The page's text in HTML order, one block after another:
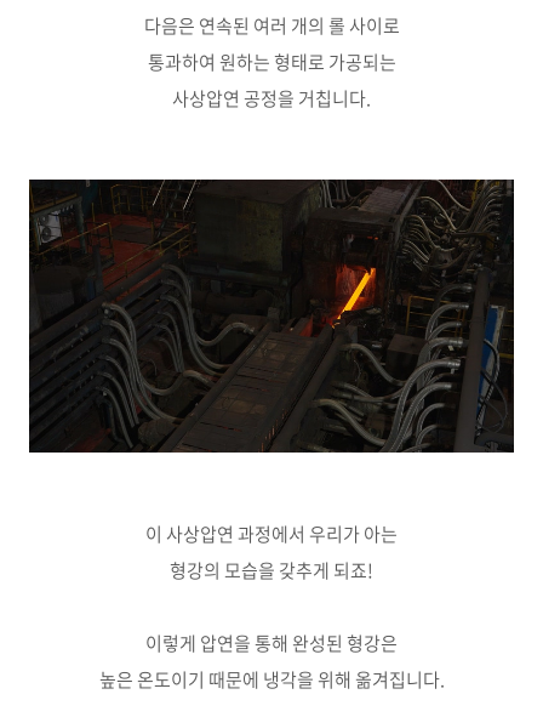
다음은 연속된 여러 개의 롤 사이로
통과하여 원하는 형태로 가공되는
사상압연 공정을 거칩니다.
이 사상압연 과정에서 우리가 아는
형강의 모습을 갖추게 되죠!
이렇게 압연을 통해 완성된 형강은
높은 온도이기 때문에 냉각을 위해 옮겨집니다.